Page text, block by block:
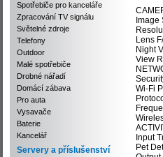
Spotřebiče pro kanceláře
Zpracování TV signálu
Světelné zdroje
Telefony
Outdoor
Malé spotřebiče
Drobné nářadí
Domácí zábava
Pro auta
Vysavače
Baterie
Kancelář
Servery a příslušenství
Image
Lens
Night
View
Wi-Fi
Input
Pet